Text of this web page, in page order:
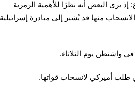
يرى البعض أنه نظرًا للأهمية الرمزية
منها قد يُشير إلى مبادرة إسرائيلية
واشنطن يوم الثلاثاء.
طلب أميركي لانسحاب قواتها.